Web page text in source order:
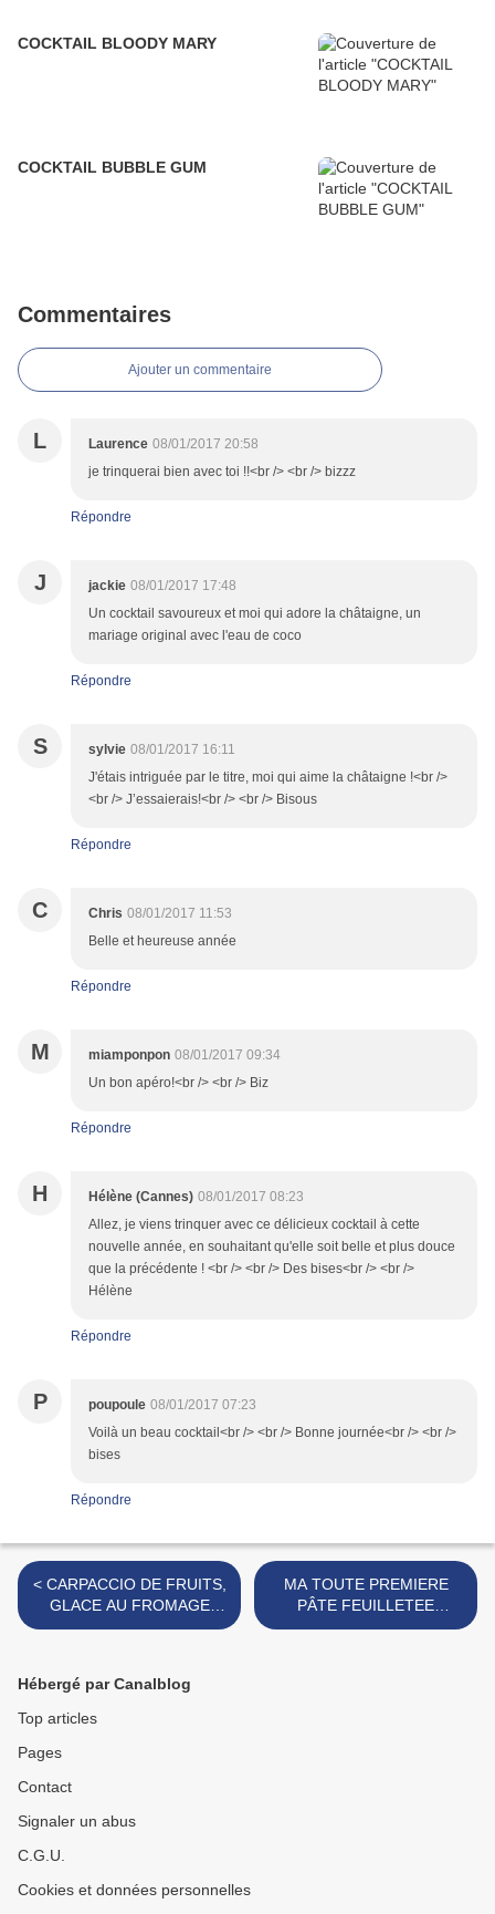
COCKTAIL BLOODY MARY
COCKTAIL BUBBLE GUM
Commentaires
Ajouter un commentaire
L Laurence 08/01/2017 20:58
je trinquerai bien avec toi !!<br /> <br /> bizzz
Répondre
J jackie 08/01/2017 17:48
Un cocktail savoureux et moi qui adore la châtaigne, un
mariage original avec l'eau de coco
Répondre
S sylvie 08/01/2017 16:11
J'étais intriguée par le titre, moi qui aime la châtaigne !<br />
<br /> J’essaierais!<br /> <br /> Bisous
Répondre
C Chris 08/01/2017 11:53
Belle et heureuse année
Répondre
M miamponpon 08/01/2017 09:34
Un bon apéro!<br /> <br /> Biz
Répondre
H Hélène (Cannes) 08/01/2017 08:23
Allez, je viens trinquer avec ce délicieux cocktail à cette
nouvelle année, en souhaitant qu'elle soit belle et plus douce
que la précédente ! <br /> <br /> Des bises<br /> <br />
Hélène
Répondre
P poupoule 08/01/2017 07:23
Voilà un beau cocktail<br /> <br /> Bonne journée<br /> <br />
bises
Répondre
< CARPACCIO DE FRUITS,
GLACE AU FROMAGE
FRAIS
MA TOUTE PREMIERE
PÂTE FEUILLETEE
MAISON >
Hébergé par Canalblog
Top articles
Pages
Contact
Signaler un abus
C.G.U.
Cookies et données personnelles